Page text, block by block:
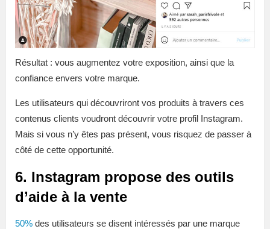
Résultat : vous augmentez votre exposition, ainsi que la
confiance envers votre marque.
Les utilisateurs qui découvriront vos produits à travers ces
contenus clients voudront découvrir votre profil Instagram.
Mais si vous n’y êtes pas présent, vous risquez de passer à
côté de cette opportunité.
6. Instagram propose des outils
d’aide à la vente
50% des utilisateurs se disent intéressés par une marque